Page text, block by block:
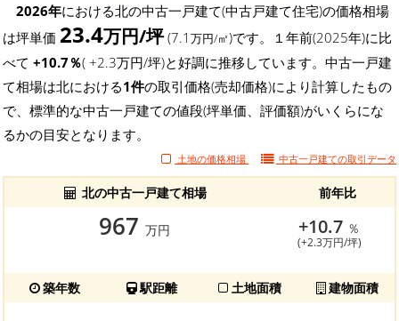
2026年における北の中古一戸建て(中古戸建て住宅)の価格相場
は坪単価 23.4万円/坪(7.1 万円/㎡)です。１年前(2025年)に比
べて +10.7％( +2.3万円/坪)と好調に推移しています。中古一戸建
て相場は北における1件の取引価格(売却価格)により計算したもの
で、標準的な中古一戸建ての値段(坪単価、評価額)がいくらにな
るかの目安となります。
土地の価格相場 中古一戸建ての取引データ
北の中古一戸建て相場 前年比
967 万円 +10.7 ％
(+2.3万円/坪)
築年数 駅距離 土地面積 建物面積